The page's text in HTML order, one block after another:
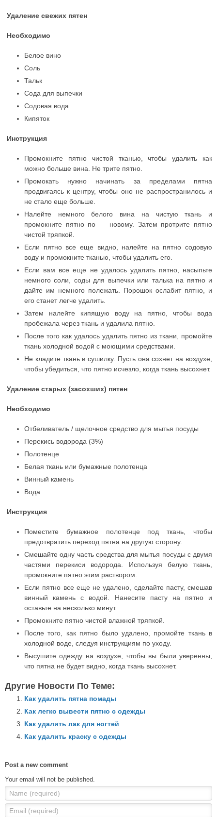
Удаление свежих пятен
Необходимо
Белое вино
Соль
Тальк
Сода для выпечки
Содовая вода
Кипяток
Инструкция
Промокните пятно чистой тканью, чтобы удалить как
можно больше вина. Не трите пятно.
Промокать нужно начинать за пределами пятна
продвигаясь к центру, чтобы оно не распространилось и
не стало еще больше.
Налейте немного белого вина на чистую ткань и
промокните пятно по — новому. Затем протрите пятно
чистой тряпкой.
Если пятно все еще видно, налейте на пятно содовую
воду и промокните тканью, чтобы удалить его.
Если вам все еще не удалось удалить пятно, насыпьте
немного соли, соды для выпечки или талька на пятно и
дайте им немного полежать. Порошок ослабит пятно, и
его станет легче удалить.
Затем налейте кипящую воду на пятно, чтобы вода
пробежала через ткань и удалила пятно.
После того как удалось удалить пятно из ткани, промойте
ткань холодной водой с моющими средствами.
Не кладите ткань в сушилку. Пусть она сохнет на воздухе,
чтобы убедиться, что пятно исчезло, когда ткань высохнет.
Удаление старых (засохших) пятен
Необходимо
Отбеливатель / щелочное средство для мытья посуды
Перекись водорода (3%)
Полотенце
Белая ткань или бумажные полотенца
Винный камень
Вода
Инструкция
Поместите бумажное полотенце под ткань, чтобы
предотвратить переход пятна на другую сторону.
Смешайте одну часть средства для мытья посуды с двумя
частями перекиси водорода. Используя белую ткань,
промокните пятно этим раствором.
Если пятно все еще не удалено, сделайте пасту, смешав
винный камень с водой. Нанесите пасту на пятно и
оставьте на несколько минут.
Промокните пятно чистой влажной тряпкой.
После того, как пятно было удалено, промойте ткань в
холодной воде, следуя инструкциям по уходу.
Высушите одежду на воздухе, чтобы вы были уверенны,
что пятна не будет видно, когда ткань высохнет.
Другие Новости По Теме:
Как удалить пятна помады
Как легко вывести пятно с одежды
Как удалить лак для ногтей
Как удалить краску с одежды
Post a new comment
Your email will not be published.
Name (required)
Email (required)